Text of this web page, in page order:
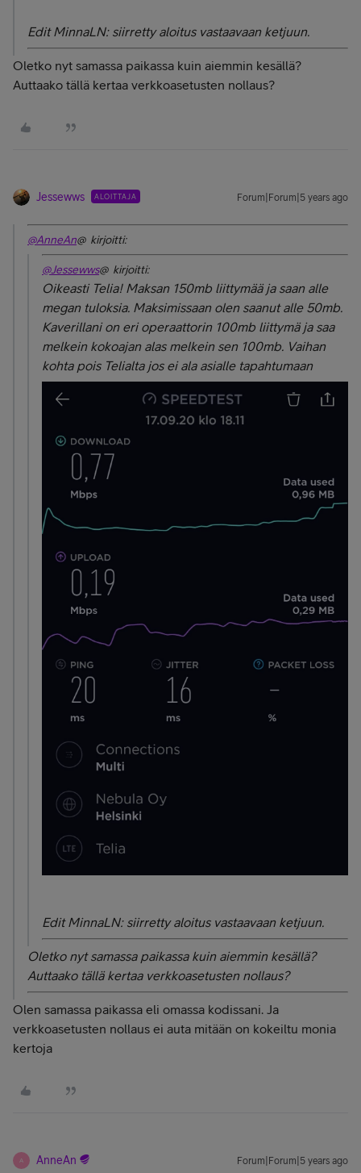
Edit MinnaLN: siirretty aloitus vastaavaan ketjuun.
Oletko nyt samassa paikassa kuin aiemmin kesällä?
Auttaako tällä kertaa verkkoasetusten nollaus?
Jessewws ALOITTAJA Forum|Forum|5 years ago
@AnneAn@ kirjoitti:
@Jessewws@ kirjoitti:
Oikeasti Telia! Maksan 150mb liittymää ja saan alle
megan tuloksia. Maksimissaan olen saanut alle 50mb.
Kaverillani on eri operaattorin 100mb liittymä ja saa
melkein kokoajan alas melkein sen 100mb. Vaihan
kohta pois Telialta jos ei ala asialle tapahtumaan
Edit MinnaLN: siirretty aloitus vastaavaan ketjuun.
Oletko nyt samassa paikassa kuin aiemmin kesällä?
Auttaako tällä kertaa verkkoasetusten nollaus?
Olen samassa paikassa eli omassa kodissani. Ja
verkkoasetusten nollaus ei auta mitään on kokeiltu monia
kertoja
A AnneAn Forum|Forum|5 years ago